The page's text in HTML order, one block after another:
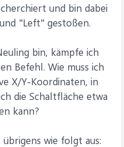
und bin dabei
"Left" gestoßen.
bin, kämpfe ich
Befehl. Wie muss ich
X/Y-Koordinaten, in
die Schaltfläche etwa
kann?
wie folgt aus: